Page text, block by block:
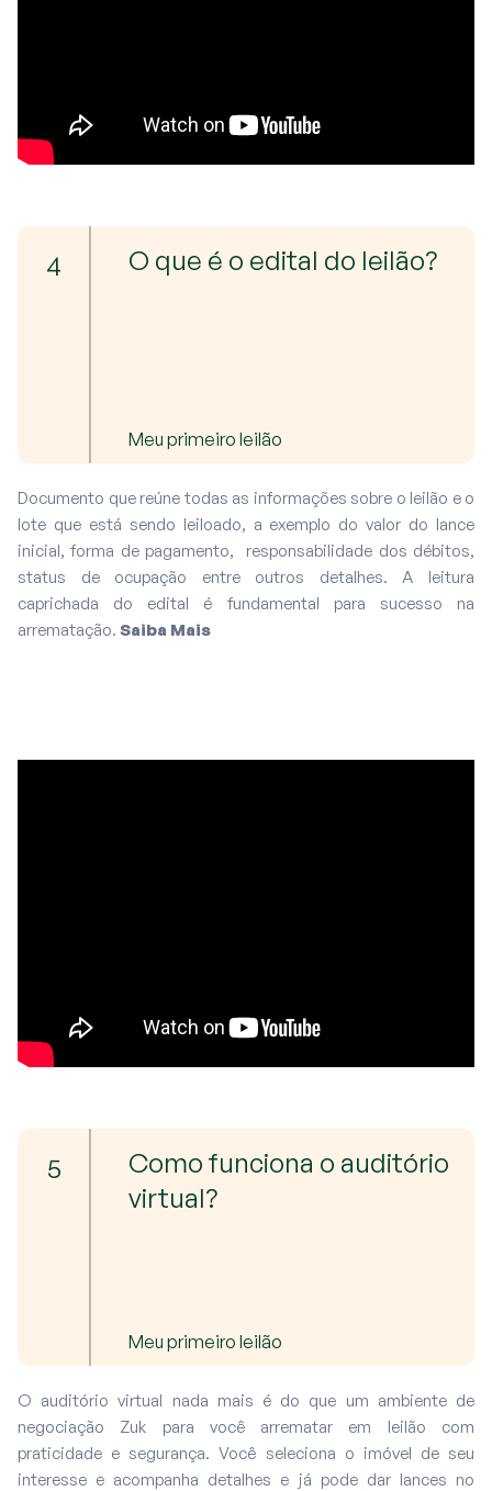
4 O que é o edital do leilão?
Meu primeiro leilão
Documento que reúne todas as informações sobre o leilão e o
lote que está sendo leiloado, a exemplo do valor do lance
inicial, forma de pagamento, responsabilidade dos débitos,
status de ocupação entre outros detalhes. A leitura
caprichada do edital é fundamental para sucesso na
arrematação. Saiba Mais
5
Como funciona o auditório
virtual?
Meu primeiro leilão
O auditório virtual nada mais é do que um ambiente de
negociação Zuk para você arrematar em leilão com
praticidade e segurança. Você seleciona o imóvel de seu
interesse e acompanha detalhes e já pode dar lances no